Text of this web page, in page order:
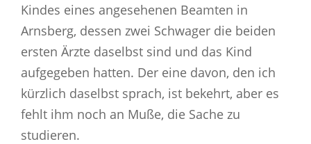
Kindes eines angesehenen Beamten in
Arnsberg, dessen zwei Schwager die beiden
ersten Ärzte daselbst sind und das Kind
aufgegeben hatten. Der eine davon, den ich
kürzlich daselbst sprach, ist bekehrt, aber es
fehlt ihm noch an Muße, die Sache zu
studieren.